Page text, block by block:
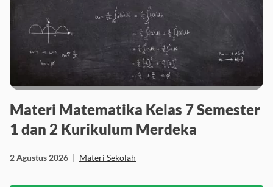
Materi Matematika Kelas 7 Semester
1 dan 2 Kurikulum Merdeka
2 Agustus 2026 | Materi Sekolah